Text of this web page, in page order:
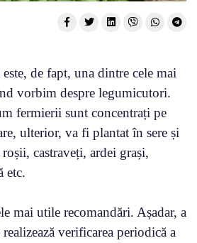
de fapt, una dintre cele mai
vorbim despre legumicutori.
fermierii sunt concentrați pe
ulterior, va fi plantat în sere și
castraveți, ardei grași,
etc.
mai utile recomandări. Așadar, a
verificarea periodică a